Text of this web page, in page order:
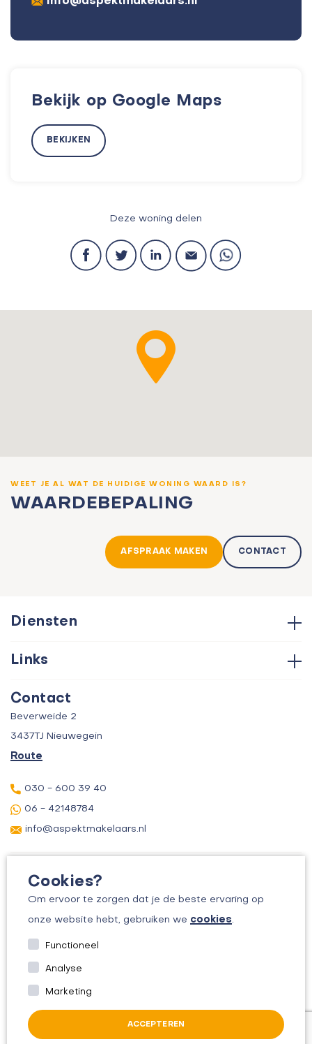
Bekijk op Google Maps
BEKIJKEN
Deze woning delen
WEET JE AL WAT DE HUIDIGE WONING WAARD IS?
WAARDEBEPALING
AFSPRAAK MAKEN CONTACT
Cookies?
Om ervoor te zorgen dat je de beste ervaring op
onze website hebt, gebruiken we cookies.
Functioneel
Analyse
Marketing
ACCEPTEREN
Diensten
Aankoop
Taxatie
Verhuur
Links
Over ons
Contact
Beverweide 2
3437TJ Nieuwegein
Route
030 - 600 39 40
06 - 42148784
info@aspektmakelaars.nl